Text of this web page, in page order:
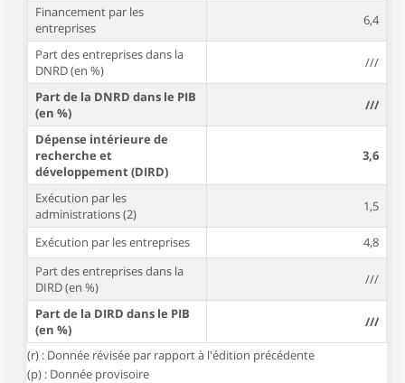
Financement par les
entreprises
6,4
Part des entreprises dans la
DNRD (en %)
///
Part de la DNRD dans le PIB
(en %)
///
Dépense intérieure de
recherche et
développement (DIRD)
3,6
Exécution par les
administrations (2)
1,5
Exécution par les entreprises
4,8
Part des entreprises dans la
DIRD (en %)
///
Part de la DIRD dans le PIB
(en %)
///
(r) : Donnée révisée par rapport à l'édition précédente
(p) : Donnée provisoire